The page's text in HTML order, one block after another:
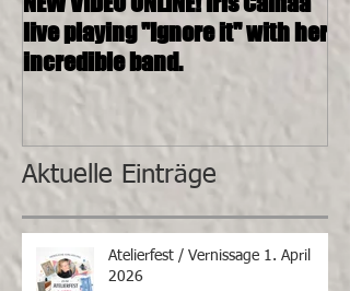
live playing "Ignore it" with her
incredible band.
Aktuelle Einträge
Atelierfest / Vernissage 1. April
2026